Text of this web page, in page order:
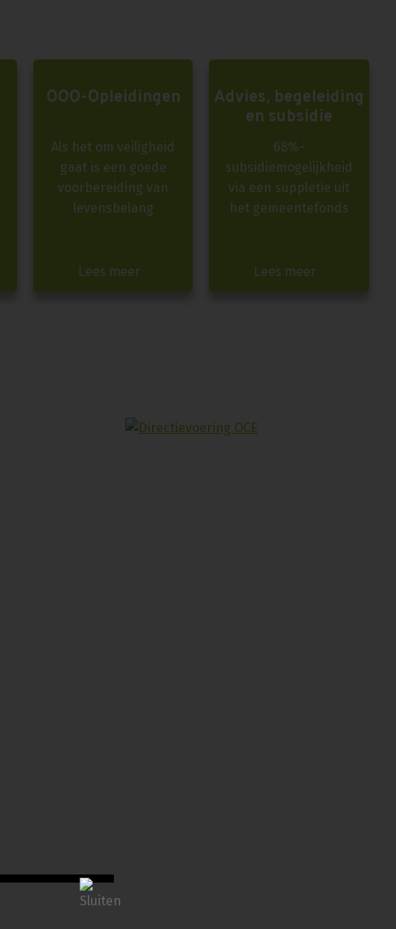
OOO-Opleidingen
Als het om veiligheid
gaat is een goede
voorbereiding van
levensbelang
Lees meer
Advies, begeleiding
en subsidie
68%-
subsidiemogelijkheid
via een suppletie uit
het gemeentefonds
Lees meer